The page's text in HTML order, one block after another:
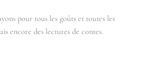
pour tous les goûts et toutes les
encore des lectures de contes.